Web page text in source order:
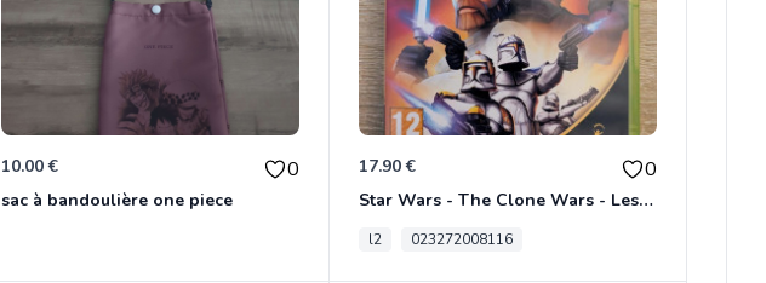
10.00 € 0
sac à bandoulière one piece
17.90 € 0
Star Wars - The Clone Wars - Les Héros De La République Xbox 360
l2 023272008116